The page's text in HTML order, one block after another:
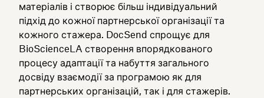
матеріалів і створює більш індивідуальний
підхід до кожної партнерської організації та
кожного стажера. DocSend спрощує для
BioScienceLA створення впорядкованого
процесу адаптації та набуття загального
досвіду взаємодії за програмою як для
партнерських організацій, так і для стажерів.